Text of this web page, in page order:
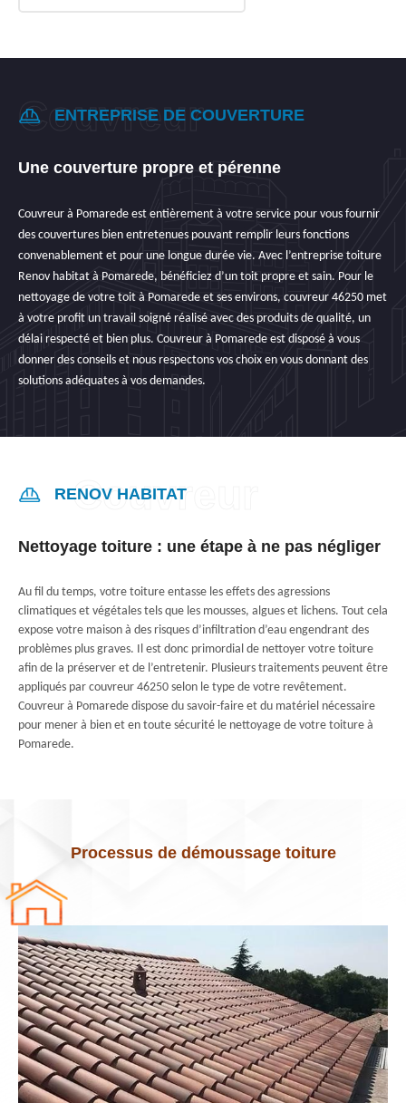
ENTREPRISE DE COUVERTURE
Une couverture propre et pérenne
Couvreur à Pomarede est entièrement à votre service pour vous fournir
des couvertures bien entretenues pouvant remplir leurs fonctions
convenablement et pour une longue durée vie. Avec l’entreprise toiture
Renov habitat à Pomarede, bénéficiez d’un toit propre et sain. Pour le
nettoyage de votre toit à Pomarede et ses environs, couvreur 46250 met
à votre profit un travail soigné réalisé avec des produits de qualité, un
délai respecté et bien plus. Couvreur à Pomarede est disposé à vous
donner des conseils et nous respectons vos choix en vous donnant des
solutions adéquates à vos demandes.
RENOV HABITAT
Nettoyage toiture : une étape à ne pas négliger
Au fil du temps, votre toiture entasse les effets des agressions
climatiques et végétales tels que les mousses, algues et lichens. Tout cela
expose votre maison à des risques d’infiltration d’eau engendrant des
problèmes plus graves. Il est donc primordial de nettoyer votre toiture
afin de la préserver et de l’entretenir. Plusieurs traitements peuvent être
appliqués par couvreur 46250 selon le type de votre revêtement.
Couvreur à Pomarede dispose du savoir-faire et du matériel nécessaire
pour mener à bien et en toute sécurité le nettoyage de votre toiture à
Pomarede.
Processus de démoussage toiture